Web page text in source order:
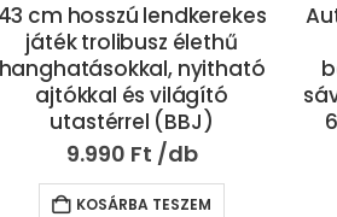
Autószállító játék kamion
és kilövőállomás –
beépített, 152cm-es, 2
sávos versenypályával és
6 db kisautóval (BBJ)
11.590 Ft
KOSÁRBA TESZEM